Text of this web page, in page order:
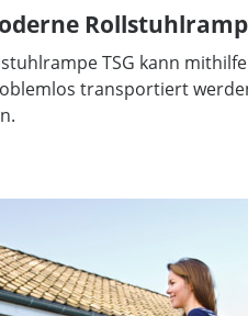
TSG kann
transportiert